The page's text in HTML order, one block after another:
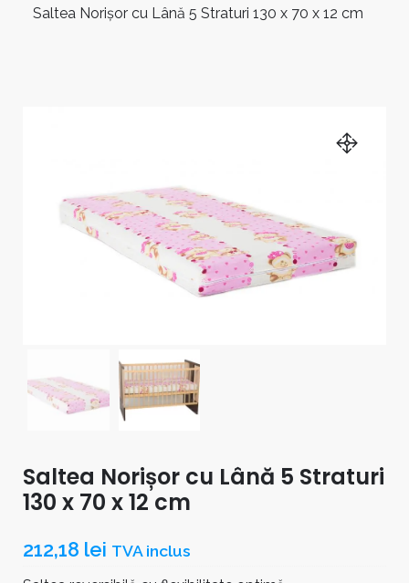
Saltea Norișor cu Lână 5 Straturi 130 x 70 x 12 cm
Saltea Norișor cu Lână 5 Straturi
130 x 70 x 12 cm
212,18 lei TVA inclus